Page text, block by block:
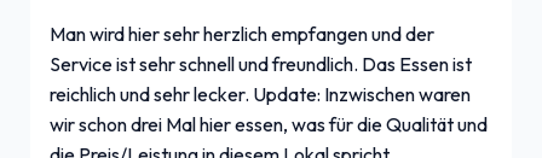
Man wird hier sehr herzlich empfangen und der
Service ist sehr schnell und freundlich. Das Essen ist
reichlich und sehr lecker. Update: Inzwischen waren
wir schon drei Mal hier essen, was für die Qualität und